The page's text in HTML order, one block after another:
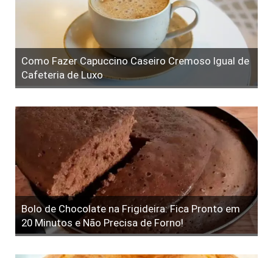
Como Fazer Capuccino Caseiro Cremoso Igual de
Cafeteria de Luxo
Bolo de Chocolate na Frigideira: Fica Pronto em
20 Minutos e Não Precisa de Forno!